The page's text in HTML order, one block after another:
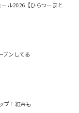
ル2026【ひらつーまと
プンしてる
プ！紅茶も